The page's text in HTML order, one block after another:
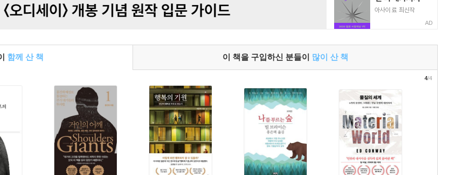
AD
함께 산 책 이 책을 구입하신 분들이 많이 산 책
4/4